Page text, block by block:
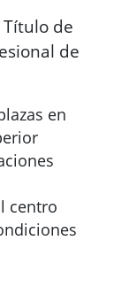
de
de
en
centro